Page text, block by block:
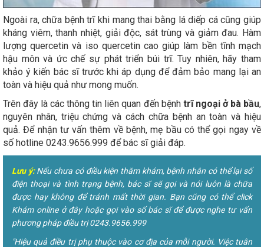
Ngoài ra, chữa bệnh trĩ khi mang thai bằng lá diếp cá cũng giúp
kháng viêm, thanh nhiệt, giải độc, sát trùng và giảm đau. Hàm
lượng quercetin và iso quercetin cao giúp làm bền tĩnh mạch
hậu môn và ức chế sự phát triển búi trĩ. Tuy nhiên, hãy tham
khảo ý kiến bác sĩ trước khi áp dụng để đảm bảo mang lại an
toàn và hiệu quả như mong muốn.
Trên đây là các thông tin liên quan đến bệnh trĩ ngoại ở bà bầu,
nguyên nhân, triệu chứng và cách chữa bệnh an toàn và hiệu
quả. Để nhận tư vấn thêm về bệnh, mẹ bầu có thể gọi ngay về
số hotline 0243.9656.999 để bác sĩ giải đáp.
Lưu ý:Nếu chưa có điều kiện thăm khám, bệnh nhân có thể lại số
điện thoại và tình trạng bệnh, bác sĩ sẽ gọi và nói luôn là chữa
được hay không để tránh mất thời gian. Bạn cũng có thể click
Khám online ở đây hoặc gọi vào số bác sĩ để được nghe tư vấn
phương pháp điều trị 0243.9656.999
"Hiệu quả điều trị phụ thuộc vào cơ địa của mỗi người. Việc tuân